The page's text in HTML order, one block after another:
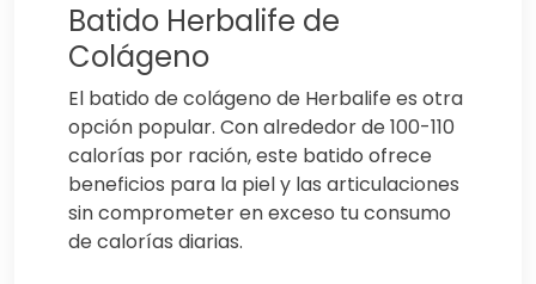
Batido Herbalife de
Colágeno
El batido de colágeno de Herbalife es otra
opción popular. Con alrededor de 100-110
calorías por ración, este batido ofrece
beneficios para la piel y las articulaciones
sin comprometer en exceso tu consumo
de calorías diarias.